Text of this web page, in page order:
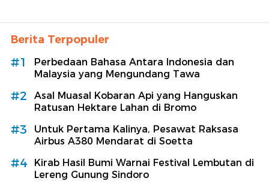
Berita Terpopuler
#1
Perbedaan Bahasa Antara Indonesia dan
Malaysia yang Mengundang Tawa
#2
Asal Muasal Kobaran Api yang Hanguskan
Ratusan Hektare Lahan di Bromo
#3
Untuk Pertama Kalinya, Pesawat Raksasa
Airbus A380 Mendarat di Soetta
#4
Kirab Hasil Bumi Warnai Festival Lembutan di
Lereng Gunung Sindoro